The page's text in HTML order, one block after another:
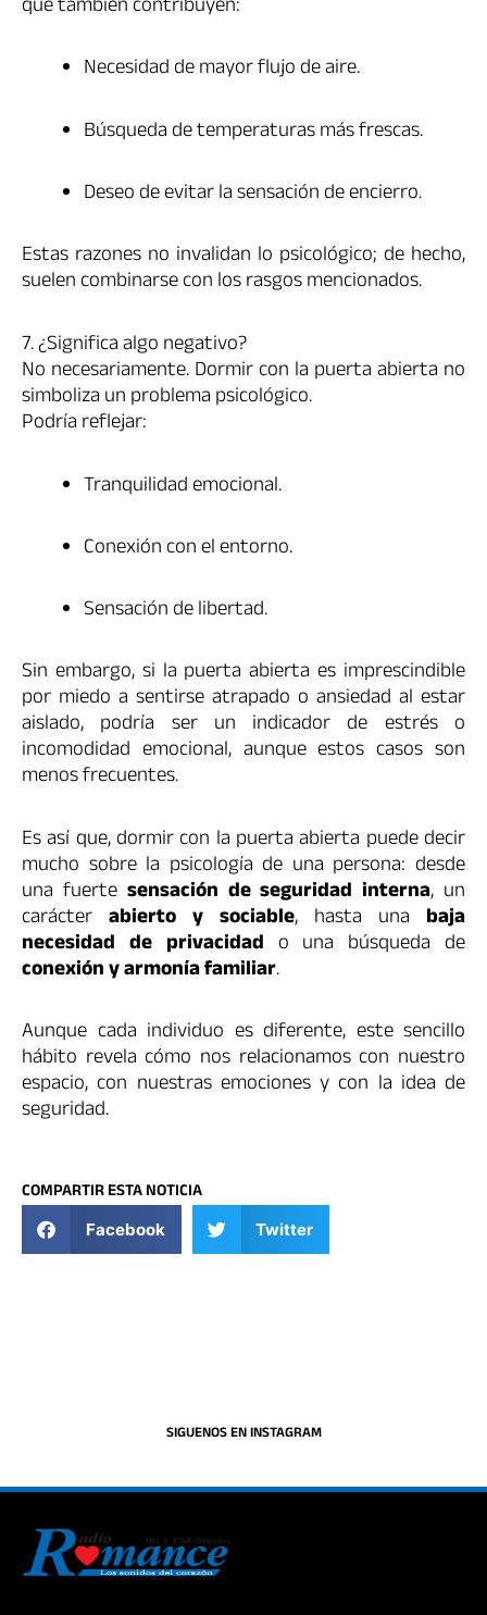
que también contribuyen:
Necesidad de mayor flujo de aire.
Búsqueda de temperaturas más frescas.
Deseo de evitar la sensación de encierro.
Estas razones no invalidan lo psicológico; de hecho,
suelen combinarse con los rasgos mencionados.
7. ¿Significa algo negativo?
No necesariamente. Dormir con la puerta abierta no
simboliza un problema psicológico.
Podría reflejar:
Tranquilidad emocional.
Conexión con el entorno.
Sensación de libertad.
Sin embargo, si la puerta abierta es imprescindible
por miedo a sentirse atrapado o ansiedad al estar
aislado, podría ser un indicador de estrés o
incomodidad emocional, aunque estos casos son
menos frecuentes.
Es así que, dormir con la puerta abierta puede decir
mucho sobre la psicología de una persona: desde
una fuerte sensación de seguridad interna, un
carácter abierto y sociable, hasta una baja
necesidad de privacidad o una búsqueda de
conexión y armonía familiar.
Aunque cada individuo es diferente, este sencillo
hábito revela cómo nos relacionamos con nuestro
espacio, con nuestras emociones y con la idea de
seguridad.
COMPARTIR ESTA NOTICIA
Facebook Twitter
SIGUENOS EN INSTAGRAM